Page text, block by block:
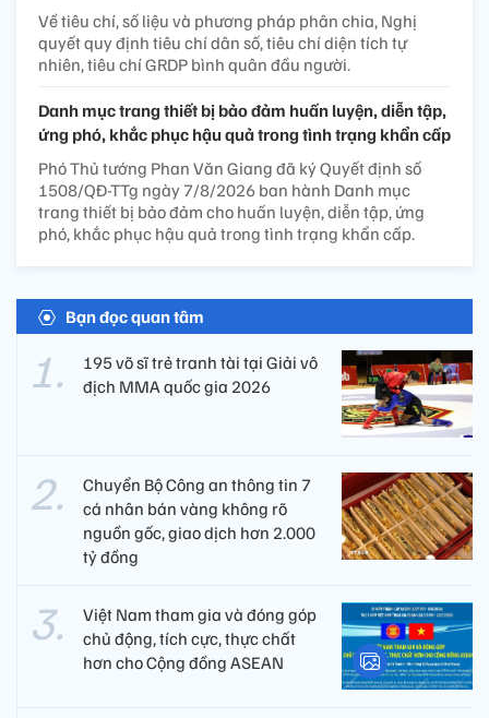
Về tiêu chí, số liệu và phương pháp phân chia, Nghị
quyết quy định tiêu chí dân số, tiêu chí diện tích tự
nhiên, tiêu chí GRDP bình quân đầu người.
Danh mục trang thiết bị bảo đảm huấn luyện, diễn tập,
ứng phó, khắc phục hậu quả trong tình trạng khẩn cấp
Phó Thủ tướng Phan Văn Giang đã ký Quyết định số
1508/QĐ-TTg ngày 7/8/2026 ban hành Danh mục
trang thiết bị bảo đảm cho huấn luyện, diễn tập, ứng
phó, khắc phục hậu quả trong tình trạng khẩn cấp.
Bạn đọc quan tâm
195 võ sĩ trẻ tranh tài tại Giải vô
địch MMA quốc gia 2026
Chuyển Bộ Công an thông tin 7
cá nhân bán vàng không rõ
nguồn gốc, giao dịch hơn 2.000
tỷ đồng
Việt Nam tham gia và đóng góp
chủ động, tích cực, thực chất
hơn cho Cộng đồng ASEAN